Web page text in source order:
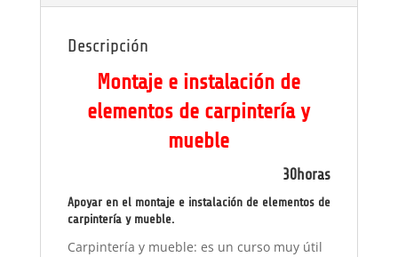
Descripción
Montaje e instalación de
elementos de carpintería y
mueble
30horas
Apoyar en el montaje e instalación de elementos de
carpintería y mueble.
Carpintería y mueble: es un curso muy útil